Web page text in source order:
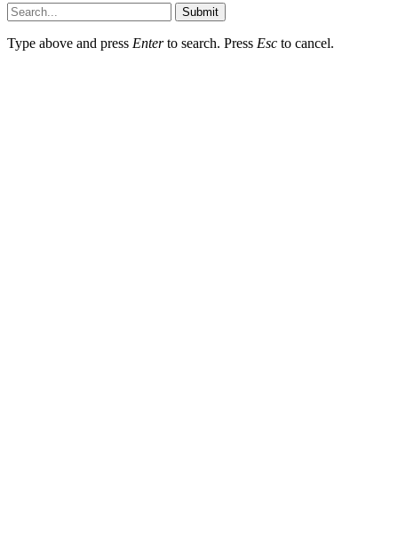
Submit
Type above and press Enterto search. Press Esc to cancel.